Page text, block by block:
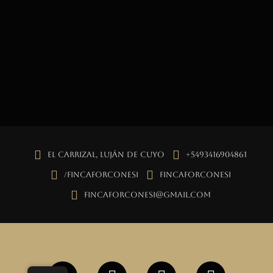
El Carrizal, Luján de Cuyo +5493416904861
/fincaforconesi fincaforconesi
fincaforconesi@gmail.com